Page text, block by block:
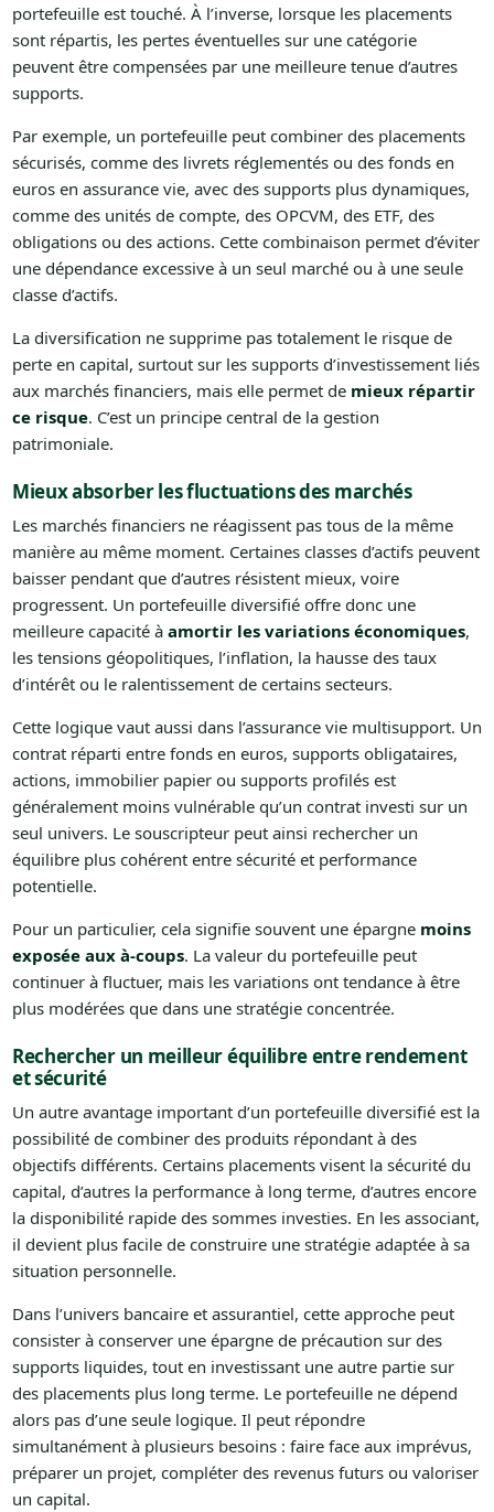
portefeuille est touché. À l’inverse, lorsque les placements
sont répartis, les pertes éventuelles sur une catégorie
peuvent être compensées par une meilleure tenue d’autres
supports.
Par exemple, un portefeuille peut combiner des placements
sécurisés, comme des livrets réglementés ou des fonds en
euros en assurance vie, avec des supports plus dynamiques,
comme des unités de compte, des OPCVM, des ETF, des
obligations ou des actions. Cette combinaison permet d’éviter
une dépendance excessive à un seul marché ou à une seule
classe d’actifs.
La diversification ne supprime pas totalement le risque de
perte en capital, surtout sur les supports d’investissement liés
aux marchés financiers, mais elle permet de mieux répartir
ce risque. C’est un principe central de la gestion
patrimoniale.
Mieux absorber les fluctuations des marchés
Les marchés financiers ne réagissent pas tous de la même
manière au même moment. Certaines classes d’actifs peuvent
baisser pendant que d’autres résistent mieux, voire
progressent. Un portefeuille diversifié offre donc une
meilleure capacité à amortir les variations économiques,
les tensions géopolitiques, l’inflation, la hausse des taux
d’intérêt ou le ralentissement de certains secteurs.
Cette logique vaut aussi dans l’assurance vie multisupport. Un
contrat réparti entre fonds en euros, supports obligataires,
actions, immobilier papier ou supports profilés est
généralement moins vulnérable qu’un contrat investi sur un
seul univers. Le souscripteur peut ainsi rechercher un
équilibre plus cohérent entre sécurité et performance
potentielle.
Pour un particulier, cela signifie souvent une épargne moins
exposée aux à-coups. La valeur du portefeuille peut
continuer à fluctuer, mais les variations ont tendance à être
plus modérées que dans une stratégie concentrée.
Rechercher un meilleur équilibre entre rendement
et sécurité
Un autre avantage important d’un portefeuille diversifié est la
possibilité de combiner des produits répondant à des
objectifs différents. Certains placements visent la sécurité du
capital, d’autres la performance à long terme, d’autres encore
la disponibilité rapide des sommes investies. En les associant,
il devient plus facile de construire une stratégie adaptée à sa
situation personnelle.
Dans l’univers bancaire et assurantiel, cette approche peut
consister à conserver une épargne de précaution sur des
supports liquides, tout en investissant une autre partie sur
des placements plus long terme. Le portefeuille ne dépend
alors pas d’une seule logique. Il peut répondre
simultanément à plusieurs besoins : faire face aux imprévus,
préparer un projet, compléter des revenus futurs ou valoriser
un capital.